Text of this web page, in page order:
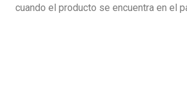
cuando el producto se encuentra en el